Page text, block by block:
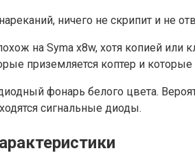
ничего не скрипит и не
на Syma x8w, хотя копией или
приземляется коптер и
фонарь белого цвета.
сигнальные диоды.